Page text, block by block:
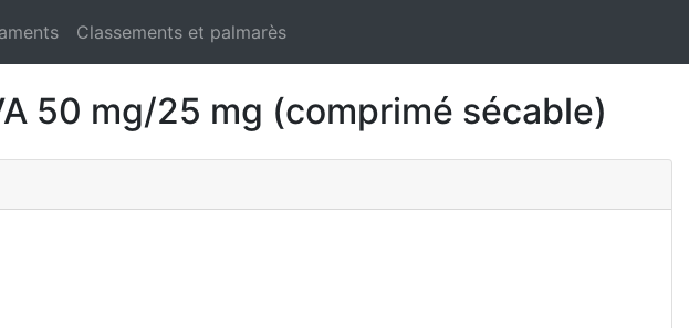
Classements et palmarès
50 mg/25 mg (comprimé sécable)